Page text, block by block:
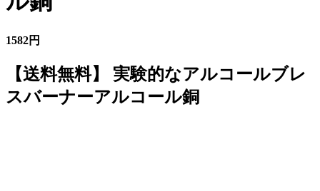
1582円
【送料無料】 実験的なアルコールブレ
スバーナーアルコール銅